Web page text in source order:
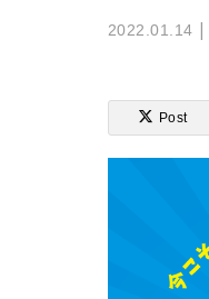
2022.01.14
Post